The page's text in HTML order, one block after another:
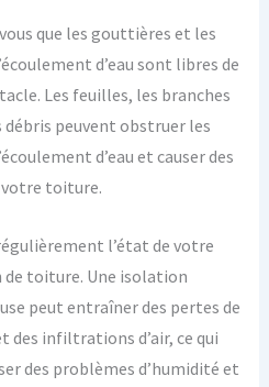
que les gouttières et les
d’eau sont libres de
Les feuilles, les branches
peuvent obstruer les
d’eau et causer des
votre toiture.
l’état de votre
toiture. Une isolation
peut entraîner des pertes de
des infiltrations d’air, ce qui
des problèmes d’humidité et